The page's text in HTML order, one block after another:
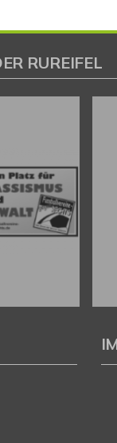
RUREIFEL